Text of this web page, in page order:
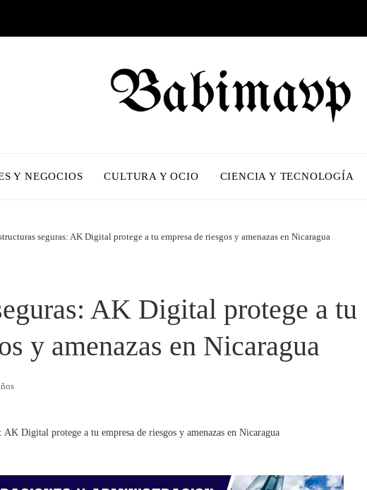
Y NEGOCIOS CULTURA Y OCIO CIENCIA Y TECNOLOGÍA
seguras: AK Digital protege a tu empresa de riesgos y amenazas en Nicaragua
AK Digital protege a tu
y amenazas en Nicaragua